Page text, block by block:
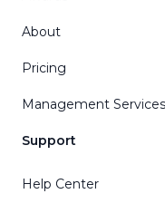
About
Pricing
Management Services
Support
Help Center